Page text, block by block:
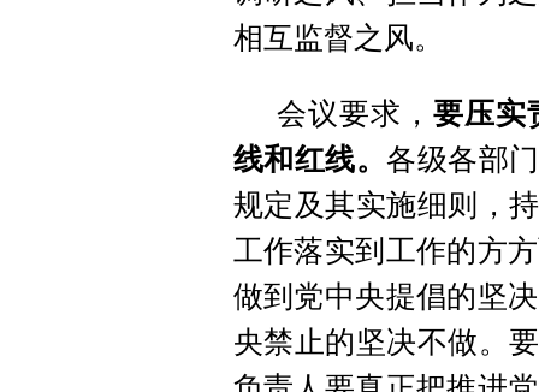
相互监督之风。
会议要求， 要压实
线和红线。 各级各部
规定及其实施细则，
工作落实到工作的方
做到党中央提倡的坚
央禁止的坚决不做。